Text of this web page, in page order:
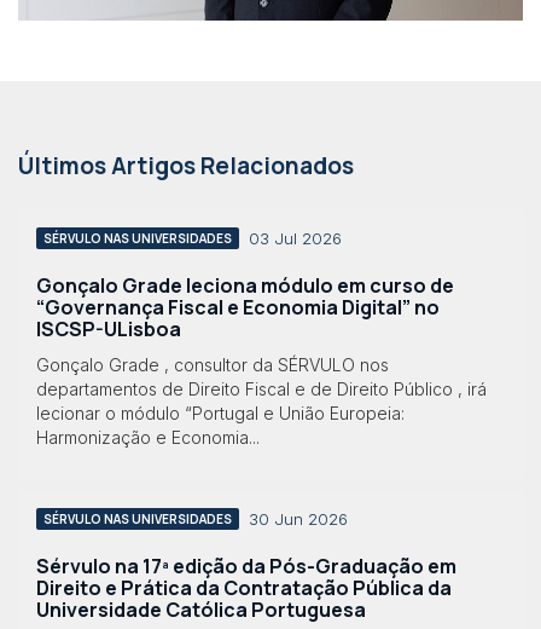
Últimos Artigos Relacionados
SÉRVULO NAS UNIVERSIDADES 03 Jul 2026
Gonçalo Grade leciona módulo em curso de
“Governança Fiscal e Economia Digital” no
ISCSP-ULisboa
Gonçalo Grade , consultor da SÉRVULO nos
departamentos de Direito Fiscal e de Direito Público , irá
lecionar o módulo “Portugal e União Europeia:
Harmonização e Economia...
SÉRVULO NAS UNIVERSIDADES 30 Jun 2026
Sérvulo na 17ª edição da Pós-Graduação em
Direito e Prática da Contratação Pública da
Universidade Católica Portuguesa